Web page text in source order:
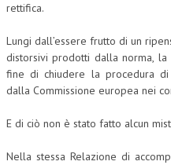
LA RIVISTA
COMITATO SCIENTIFICO
COMITATO EDITORIALE
REDAZIONE
PEER REVIEW
CODICE ETICO
rettifica.
Lungi dall’essere frutto di un
distorsivi prodotti dalla norma, la
fine di chiudere la procedura di
dalla Commissione europea nei
E di ciò non è stato fatto alcun
Nella stessa Relazione di